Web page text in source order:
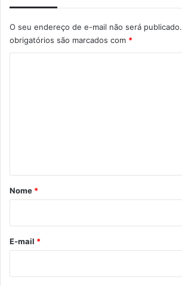
O seu endereço de e-mail não será publicado.
obrigatórios são marcados com *
r
*
Nome *
E-mail *